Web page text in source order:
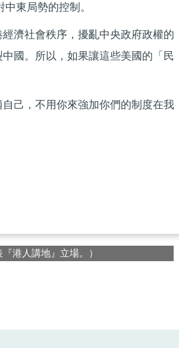
東局勢的控制。
濟社會秩序，擾亂中央政府政權的
國。所以，如果讓這些美國的「民
己，不用你來強加你們的制度在我
港人講地』立場。）